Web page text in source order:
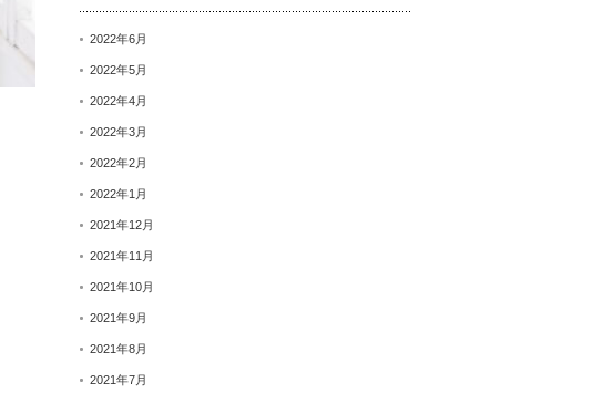
2022年6月
2022年5月
2022年4月
2022年3月
2022年2月
2022年1月
2021年12月
2021年11月
2021年10月
2021年9月
2021年8月
2021年7月